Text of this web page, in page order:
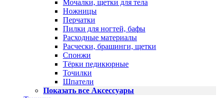
Мочалки, щетки для тела
Ножницы
Перчатки
Пилки для ногтей, бафы
Расходные материалы
Расчески, брашинги, щетки
Спонжи
Тёрки педикюрные
Точилки
Шпатели
Показать все Аксессуары